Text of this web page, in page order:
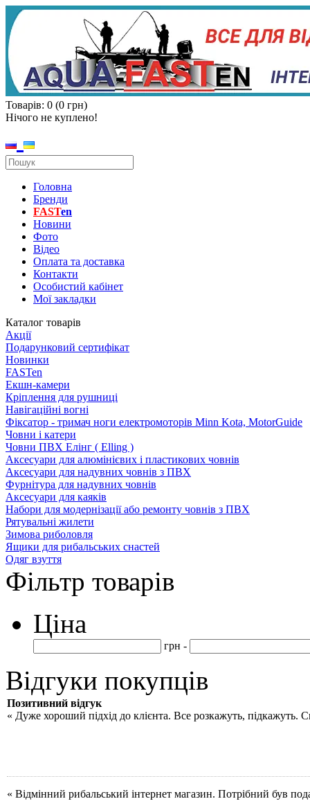
Товарів: 0 (0 грн)
Нічого не куплено!
Головна
Бренди
FASTen
Новини
Фото
Відео
Оплата та доставка
Контакти
Особистий кабінет
Мої закладки
Каталог товарів
Акції
Подарунковий сертифікат
Новинки
FASTen
Екшн-камери
Кріплення для рушниці
Навігаційні вогні
Фіксатор - тримач ноги електромоторів Minn Kota, MotorGuide
Човни і катери
Човни ПВХ Елінг ( Elling )
Аксесуари для алюмінієвих і пластикових човнів
Аксесуари для надувних човнів з ПВХ
Фурнітура для надувних човнів
Аксесуари для каяків
Набори для модернізації або ремонту човнів з ПВХ
Рятувальні жилети
Зимова риболовля
Ящики для рибальських снастей
Одяг взуття
Фільтр товарів
Ціна
грн -
Відгуки покупців
Позитивний відгук
« Дуже хороший підхід до клієнта. Все розкажуть, підкажуть.
« Відмінний рибальський інтернет магазин. Потрібний був